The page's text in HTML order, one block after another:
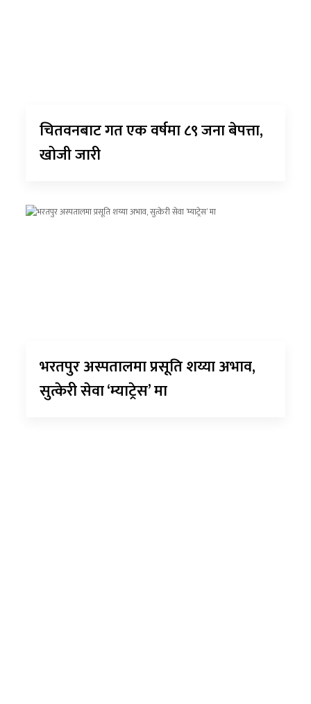
चितवनबाट गत एक वर्षमा ८९ जना बेपत्ता,
खोजी जारी
भरतपुर अस्पतालमा प्रसूति शय्या अभाव,
सुत्केरी सेवा ‘म्याट्रेस’ मा